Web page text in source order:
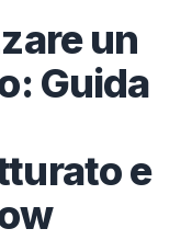
un
Guida
e